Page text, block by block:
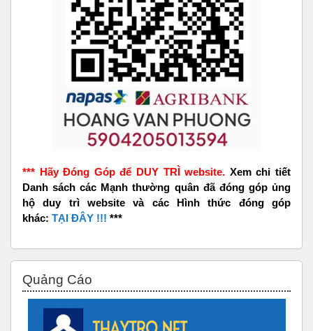
*** Hãy Đóng Góp để DUY TRÌ website. Xem chi tiết
Danh sách các Mạnh thường quân đã đóng góp ủng
hộ duy trì website và các Hình thức đóng góp
khác: TẠI ĐÂY !!! ***
Quảng Cáo